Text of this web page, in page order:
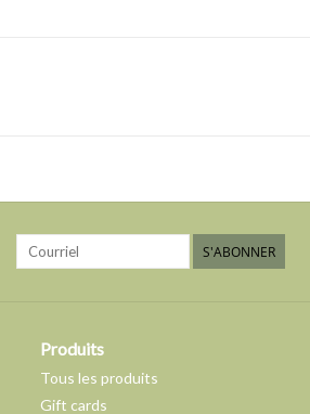
S'ABONNER
Produits
Tous les produits
Gift cards